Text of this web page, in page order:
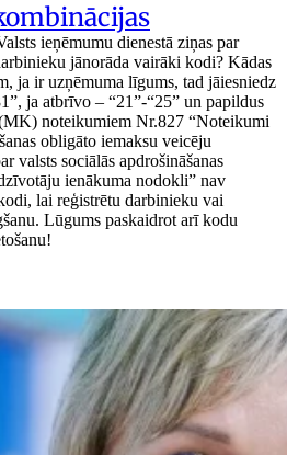
ieņēmumu dienestā ziņas par
jānorāda vairāki kodi? Kādas
ja ir uzņēmuma līgums, tad jāiesniedz
ja atbrīvo – “21”-“25” un papildus
noteikumiem Nr.827 “Noteikumi
obligāto iemaksu veicēju
valsts sociālās apdrošināšanas
ienākuma nodokli” nav
lai reģistrētu darbinieku vai
Lūgums paskaidrot arī kodu